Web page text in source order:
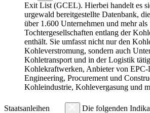
Exit List (GCEL). Hierbei handelt es
urgewald bereitgestellte Datenbank,
über 1.600 Unternehmen und mehr
Tochtergesellschaften entlang der
enthält. Sie umfasst nicht nur den
Kohleverstromung, sondern auch
Kohletransport und in der Logistik
Kohlekraftwerken, Anbieter von EPC-
Engineering, Procurement und
Kohleindustrie, Kohlevergasung und
Staatsanleihen
Die folgenden